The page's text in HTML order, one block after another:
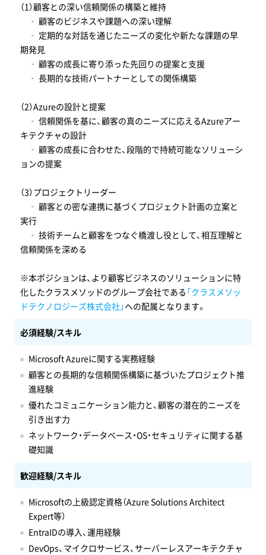
（1）顧客との深い信頼関係の構築と維持
‐ 顧客のビジネスや課題への深い理解
‐ 定期的な対話を通じたニーズの変化や新たな課題の早
期発見
‐ 顧客の成長に寄り添った先回りの提案と支援
‐ 長期的な技術パートナーとしての関係構築
（2）Azureの設計と提案
‐ 信頼関係を基に、顧客の真のニーズに応えるAzureアー
キテクチャの設計
‐ 顧客の成長に合わせた、段階的で持続可能なソリューシ
ョンの提案
（3）プロジェクトリーダー
‐ 顧客との密な連携に基づくプロジェクト計画の立案と
実行
‐ 技術チームと顧客をつなぐ橋渡し役として、相互理解と
信頼関係を深める
※本ポジションは、より顧客ビジネスのソリューションに特
化したクラスメソッドのグループ会社である 「クラスメソッ
ドテクノロジーズ株式会社」 への配属となります。
必須経験/スキル
Microsoft Azureに関する実務経験
顧客との長期的な信頼関係構築に基づいたプロジェクト推
進経験
優れたコミュニケーション能力と、顧客の潜在的ニーズを
引き出す力
ネットワーク・データベース・OS・セキュリティに関する基
礎知識
歓迎経験/スキル
Microsoftの上級認定資格（Azure Solutions Architect
Expert等）
EntraIDの導入、運用経験
DevOps、マイクロサービス、サーバーレスアーキテクチャ